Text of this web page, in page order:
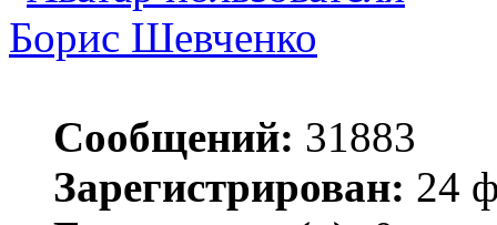
Борис Шевченко
Сообщений: 31883
Зарегистрирован: 24